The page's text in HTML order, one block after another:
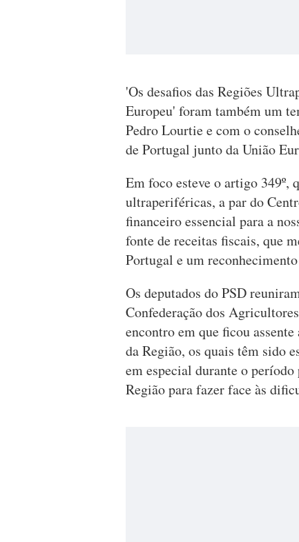
'Os desafios das Regiões
Europeu' foram também um
Pedro Lourtie e com o
de Portugal junto da União
Em foco esteve o artigo 349º,
ultraperiféricas, a par do
financeiro essencial para a
fonte de receitas fiscais, que
Portugal e um
Os deputados do PSD
Confederação dos
encontro em que ficou
da Região, os quais têm sido
em especial durante o
Região para fazer face às